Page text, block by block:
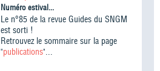
Numéro estival...
Le n°85 de la revue Guides du SNGM
est sorti !
Retrouvez le sommaire sur la page
"publications"...